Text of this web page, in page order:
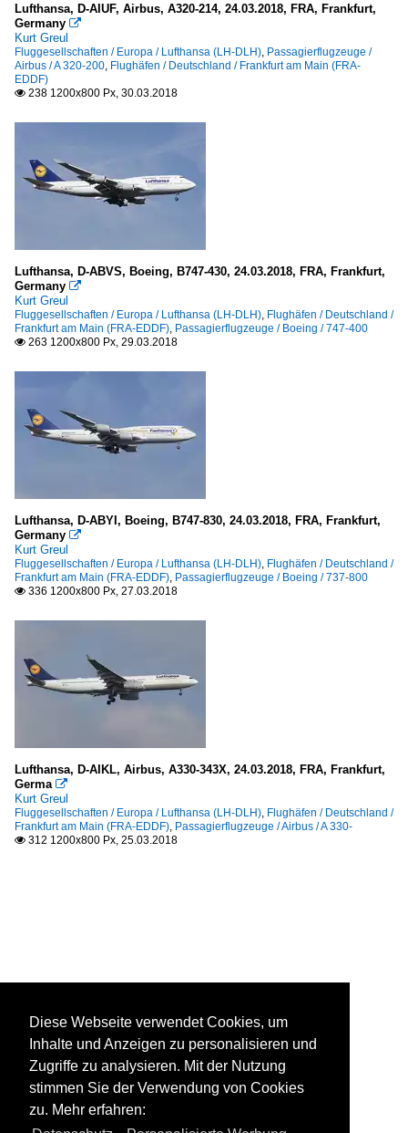
Lufthansa, D-AIUF, Airbus, A320-214, 24.03.2018, FRA, Frankfurt,
Germany 
Kurt Greul
Fluggesellschaften / Europa / Lufthansa (LH-DLH), Passagierflugzeuge /
Airbus / A 320-200, Flughäfen / Deutschland / Frankfurt am Main (FRA-
EDDF)
 238 1200x800 Px, 30.03.2018
Lufthansa, D-ABVS, Boeing, B747-430, 24.03.2018, FRA, Frankfurt,
Germany 
Kurt Greul
Fluggesellschaften / Europa / Lufthansa (LH-DLH), Flughäfen / Deutschland /
Frankfurt am Main (FRA-EDDF), Passagierflugzeuge / Boeing / 747-400
 263 1200x800 Px, 29.03.2018
Lufthansa, D-ABYI, Boeing, B747-830, 24.03.2018, FRA, Frankfurt,
Germany 
Kurt Greul
Fluggesellschaften / Europa / Lufthansa (LH-DLH), Flughäfen / Deutschland /
Frankfurt am Main (FRA-EDDF), Passagierflugzeuge / Boeing / 737-800
 336 1200x800 Px, 27.03.2018
Lufthansa, D-AIKL, Airbus, A330-343X, 24.03.2018, FRA, Frankfurt,
Germa 
Kurt Greul
Fluggesellschaften / Europa / Lufthansa (LH-DLH), Flughäfen / Deutschland /
Frankfurt am Main (FRA-EDDF), Passagierflugzeuge / Airbus / A 330-
 312 1200x800 Px, 25.03.2018
Diese Webseite verwendet Cookies, um
Inhalte und Anzeigen zu personalisieren und
Zugriffe zu analysieren. Mit der Nutzung
stimmen Sie der Verwendung von Cookies
zu. Mehr erfahren: